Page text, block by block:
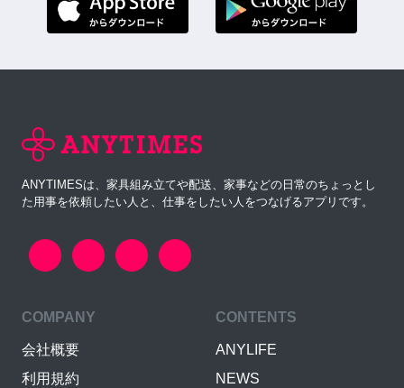
ANYTIMESは、家具組み立てや配送、家事などの日常のちょっとし
た用事を依頼したい人と、仕事をしたい人をつなげるアプリです。
COMPANY
会社概要
利用規約
CONTENTS
ANYLIFE
NEWS